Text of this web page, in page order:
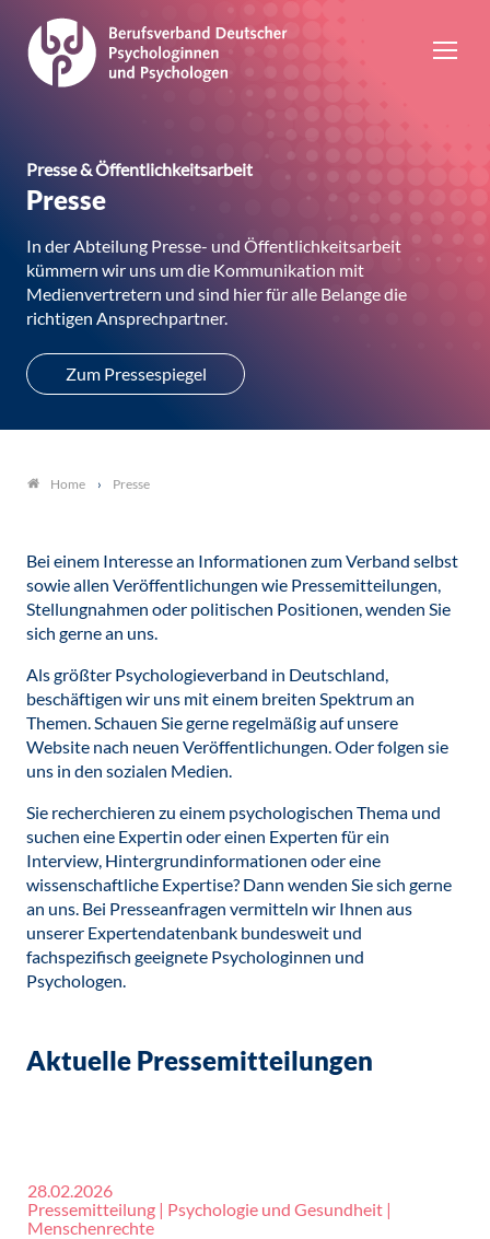
Presse & Öffentlichkeitsarbeit
Presse
In der Abteilung Presse- und Öffentlichkeitsarbeit
kümmern wir uns um die Kommunikation mit
Medienvertretern und sind hier für alle Belange die
richtigen Ansprechpartner.
Zum Pressespiegel
Home Presse
Bei einem Interesse an Informationen zum Verband selbst
sowie allen Veröffentlichungen wie Pressemitteilungen,
Stellungnahmen oder politischen Positionen, wenden Sie
sich gerne an uns.
Als größter Psychologieverband in Deutschland,
beschäftigen wir uns mit einem breiten Spektrum an
Themen. Schauen Sie gerne regelmäßig auf unsere
Website nach neuen Veröffentlichungen. Oder folgen sie
uns in den sozialen Medien.
Sie recherchieren zu einem psychologischen Thema und
suchen eine Expertin oder einen Experten für ein
Interview, Hintergrundinformationen oder eine
wissenschaftliche Expertise? Dann wenden Sie sich gerne
an uns. Bei Presseanfragen vermitteln wir Ihnen aus
unserer Expertendatenbank bundesweit und
fachspezifisch geeignete Psychologinnen und
Psychologen.
Aktuelle Pressemitteilungen
28.02.2026
Pressemitteilung | Psychologie und Gesundheit |
Menschenrechte